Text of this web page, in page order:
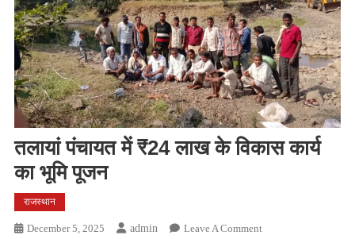
तलायां पंचायत में ₹24 लाख के विकास कार्य
का भूमि पूजन
राजस्थान
December 5, 2025 Admin Leave A CommentOn